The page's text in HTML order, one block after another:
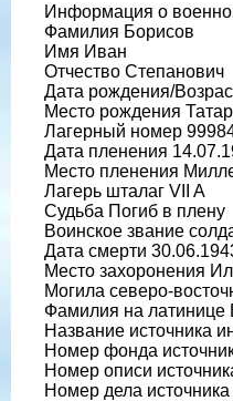
Информация о
Фамилия Борисов
Имя Иван
Отчество Степанович
Дата рождения/
Место рождения
Лагерный номер
Дата пленения
Место пленения
Лагерь шталаг VII A
Судьба Погиб в плену
Воинское звание
Дата смерти
Место захоронения
Могила северо-
Фамилия на латинице
Название источника
Номер фонда
Номер описи
Номер дела